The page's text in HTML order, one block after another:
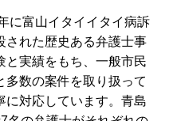
に富山イタイイタイ病訴
された歴史ある弁護士事
と実績をもち、一般市民
多数の案件を取り扱って
に対応しています。青島